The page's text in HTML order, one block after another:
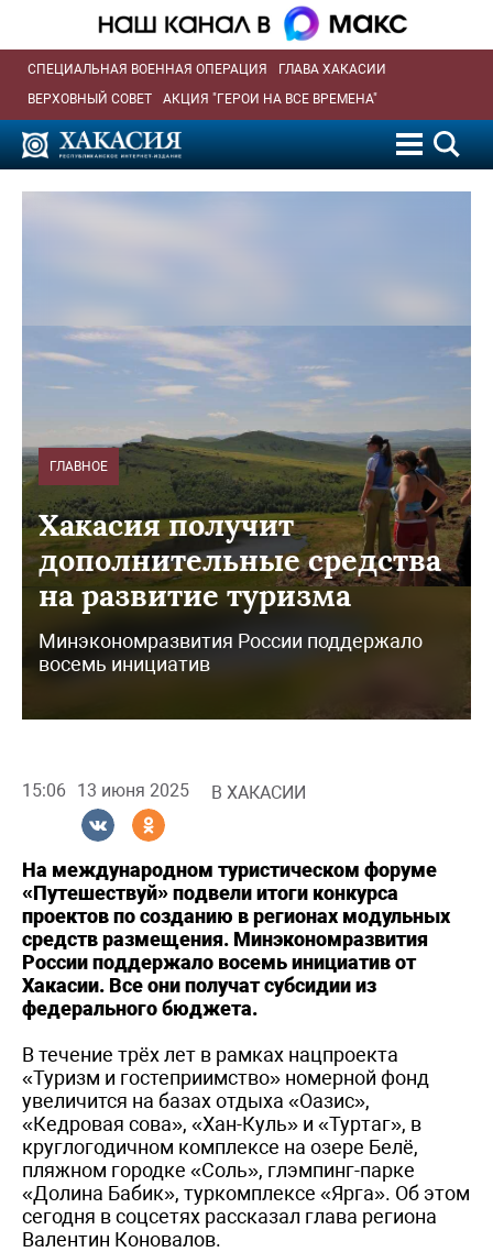
СПЕЦИАЛЬНАЯ ВОЕННАЯ ОПЕРАЦИЯ
ГЛАВА ХАКАСИИ
ВЕРХОВНЫЙ СОВЕТ
АКЦИЯ "ГЕРОИ НА ВСЕ ВРЕМЕНА"
ГЛАВНОЕ
Хакасия получит
дополнительные средства
на развитие туризма
Минэкономразвития России поддержало
восемь инициатив
15:06 13 июня 2025 В ХАКАСИИ
На международном туристическом форуме
«Путешествуй» подвели итоги конкурса
проектов по созданию в регионах модульных
средств размещения. Минэкономразвития
России поддержало восемь инициатив от
Хакасии. Все они получат субсидии из
федерального бюджета.
В течение трёх лет в рамках нацпроекта
«Туризм и гостеприимство» номерной фонд
увеличится на базах отдыха «Оазис»,
«Кедровая сова», «Хан-Куль» и «Туртаг», в
круглогодичном комплексе на озере Белё,
пляжном городке «Соль», глэмпинг-парке
«Долина Бабик», туркомплексе «Ярга». Об этом
сегодня в соцсетях рассказал глава региона
Валентин Коновалов.